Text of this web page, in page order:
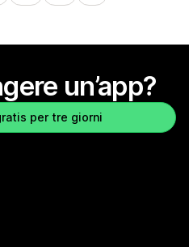
un’app?
per tre giorni